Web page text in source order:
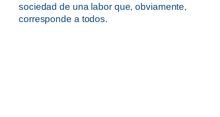
sociedad de una labor que, obviamente,
corresponde a todos.